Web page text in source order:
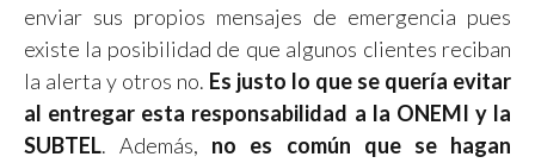
enviar sus propios mensajes de emergencia pues
existe la posibilidad de que algunos clientes reciban
la alerta y otros no. Es justo lo que se quería evitar
al entregar esta responsabilidad a la ONEMI y la
SUBTEL. Además, no es común que se hagan